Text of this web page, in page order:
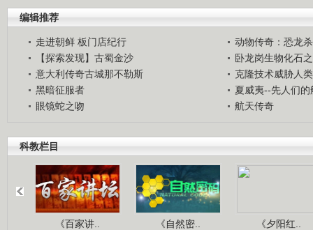
编辑推荐
走进朝鲜 板门店纪行
动物传奇：恐龙
【探索发现】古蜀金沙
卧龙岗生物化石
意大利传奇古城那不勒斯
克隆技术威胁人
黑暗征服者
夏威夷--先人们的
眼镜蛇之吻
航天传奇
科教栏目
《百家讲.. 《自然密.. 《夕阳红..